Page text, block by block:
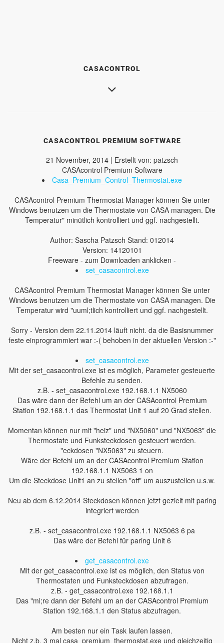
CASACONTROL
CASACONTROL PREMIUM SOFTWARE
21 November, 2014 | Erstellt von: patzsch
CASAcontrol Premium Software
Casa_Premium_Control_Thermostat.exe
CASAcontrol Premium Thermostat Manager können Sie unter
Windows benutzen um die Thermostate von CASA managen. Die
Temperatur" minütlich kontrolliert und ggf. nachgestellt.
Author: Sascha Patzsch Stand: 012014
Version: 14120101
Freeware - zum Downloaden anklicken -
set_casacontrol.exe
CASAcontrol Premium Thermostat Manager können Sie unter
Windows benutzen um die Thermostate von CASA managen. Die
Temperatur wird "uuml;tlich kontrolliert und ggf. nachgestellt.
Sorry - Version dem 22.11.2014 läuft nicht. da die Basisnummer
feste einprogrammiert war :-( behoben in der aktuellen Version :-"
set_casacontrol.exe
Mit der set_casacontrol.exe ist es möglich, Parameter gesteuerte
Befehle zu senden.
z.B. - set_casacontrol.exe 192.168.1.1 NX5060
Das wäre dann der Befehl um an der CASAcontrol Premium
Station 192.168.1.1 das Thermostat Unit 1 auf 20 Grad stellen.
Momentan können nur mit "heiz" und "NX5060" und "NX5063" die
Thermostate und Funksteckdosen gesteuert werden.
"eckdosen "NX5063" zu steuern.
Wäre der Befehl um an der CASAcontrol Premium Station
192.168.1.1 NX5063 1 on
Um die Steckdose Unit1 an zu stellen "off" um auszustellen u.s.w.
Neu ab dem 6.12.2014 Steckdosen können jetzt gezielt mit paring
integriert werden
z.B. - set_casacontrol.exe 192.168.1.1 NX5063 6 pa
Das wäre der Befehl für paring Unit 6
get_casacontrol.exe
Mit der get_casacontrol.exe ist es möglich, den Status von
Thermostaten und Funksteckdosen abzufragen.
z.B. - get_casacontrol.exe 192.168.1.1
Das "ml;re dann der Befehl um an der CASAcontrol Premium
Station 192.168.1.1 den Status abzufragen.
Am besten nur ein Task laufen lassen.
Nicht z.b. 3 mal casa_premium_thermostat.exe und gleichzeitig